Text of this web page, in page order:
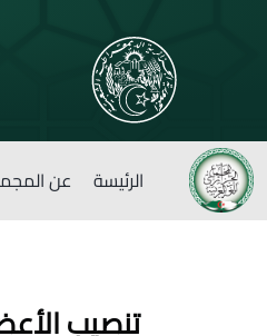
الرئيسة عن
تنصيب